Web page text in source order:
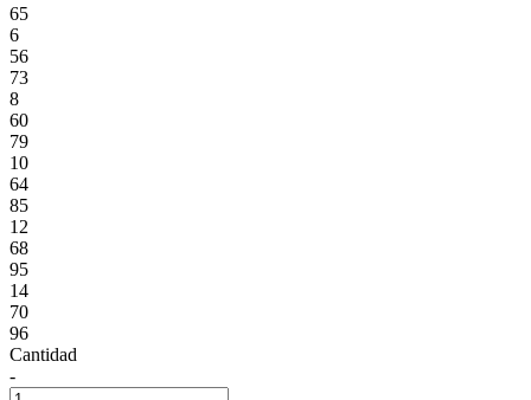
65
6
56
73
8
60
79
10
64
85
12
68
95
14
70
96
Cantidad
-